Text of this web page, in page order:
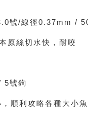
號/線徑0.37mm /
原絲切水快，耐咬
5號鉤
，順利攻略各種大小魚